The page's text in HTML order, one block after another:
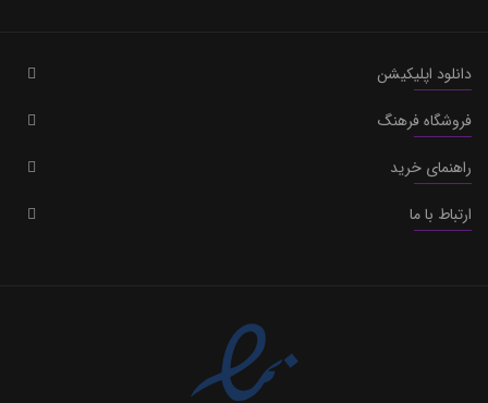
دانلود اپلیکیشن
فروشگاه فرهنگ
راهنمای خرید
ارتباط با ما